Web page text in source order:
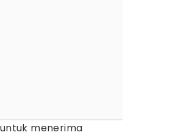
menerima